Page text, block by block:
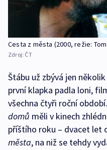
Cesta z města (2000, režie:
Zdroj: ČT
Štábu už zbývá jen
první klapka padla loni,
všechna čtyři roční
domů měli v kinech
příštího roku – dvacet let
města, na niž se tehdy